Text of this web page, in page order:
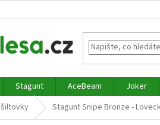
Stagunt AceBeam Joker
Stagunt Snipe Bronze -